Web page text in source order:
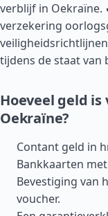
verblijf in Oekraïne.
verzekering
tijdens de staat van
Hoeveel geld
Oekraïne?
Contant geld in
Bankkaarten
Bevestiging van
voucher.